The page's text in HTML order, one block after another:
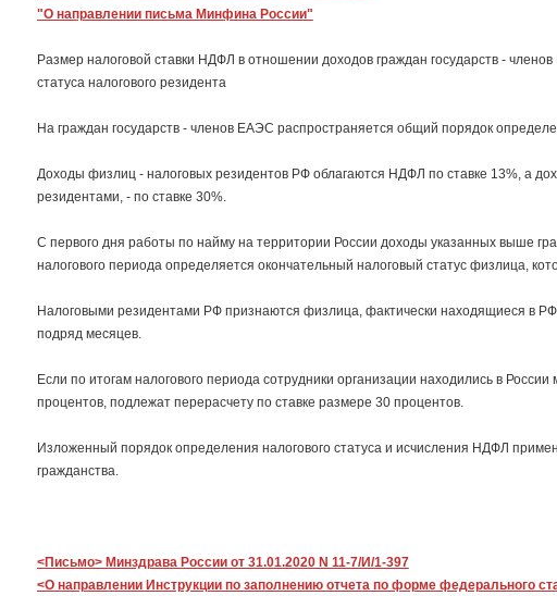
"О направлении письма Минфина России"
Размер налоговой ставки НДФЛ в отношении доходов граждан государств -
статуса налогового резидента
На граждан государств - членов ЕАЭС распространяется общий порядок
Доходы физлиц - налоговых резидентов РФ облагаются НДФЛ по ставке 13%, а
резидентами, - по ставке 30%.
С первого дня работы по найму на территории России доходы указанных выше
налогового периода определяется окончательный налоговый статус физлица,
Налоговыми резидентами РФ признаются физлица, фактически находящиеся в
подряд месяцев.
Если по итогам налогового периода сотрудники организации находились в
процентов, подлежат перерасчету по ставке размере 30 процентов.
Изложенный порядок определения налогового статуса и исчисления НДФЛ
гражданства.
<Письмо> Минздрава России от 31.01.2020 N 11-7/И/1-397
<О направлении Инструкции по заполнению отчета по форме федерального